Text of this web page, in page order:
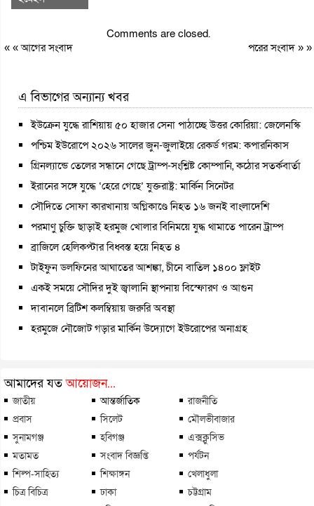
Comments are closed.
« «আগের সংবাদ পরের সংবাদ» »
এ বিভাগের অন্যান্য খবর
ইউক্রেন যুদ্ধে রাশিয়ায় ৫০ হাজার সেনা পাঠাচ্ছে উত্তর কোরিয়া: জেলেনস্কি
পশ্চিম ইউরোপে ২০২৬ সালের জুন-জুলাইয়ে রেকর্ড গরম: কপারনিকাস
গ্রিনল্যান্ডে তেলের সন্ধানে গেছে ট্রাম্প-সংশ্লিষ্ট কোম্পানি, কঠোর সতর্কবার্তা
ইরানের সঙ্গে যুদ্ধে ‘হেরে গেছে’ যুক্তরাষ্ট্র: মার্কিন সিনেটর
সৌদিতে সোফা কারখানায় অগ্নিকাণ্ডে নিহত ১৬ জনই বাংলাদেশি
পরমাণু চুক্তি ছাড়াই হরমুজ খোলার বিনিময়ে যুদ্ধ থামাতে পারেন ট্রাম্প
ব্রাজিলে হেলিকপ্টার বিধ্বস্ত হয়ে নিহত ৪
টাইফুন ডলফিনের আঘাতের আশঙ্কা, চীনে বাতিল ১৪০০ ফ্লাইট
একই সময়ে সৌদির দুই জ্বালানি স্থাপনায় বিস্ফোরণ ও আগুন
দাবানলে ব্রিটিশ কলম্বিয়ায় জরুরি অবস্থা
হরমুজে নৌজোট গড়ার মার্কিন উদ্যোগে ইউরোপের অনাগ্রহ
আমাদের যতআয়োজন...
জাতীয় আন্তর্জাতিক
রাজনীতি
প্রবাস
সিলেট
মৌলভীবাজার
সুনামগঞ্জ
হবিগঞ্জ
এক্সক্লুসিভ
মতামত
সংবাদ বিজ্ঞপ্তি
পর্যটন
শিল্প-সাহিত্য
শিক্ষাঙ্গন
খেলাধুলা
চিত্র বিচিত্র
ঢাকা
চট্টগ্রাম